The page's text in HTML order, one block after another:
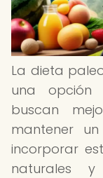
La dieta
una opción
buscan
mantener
incorporar
naturales